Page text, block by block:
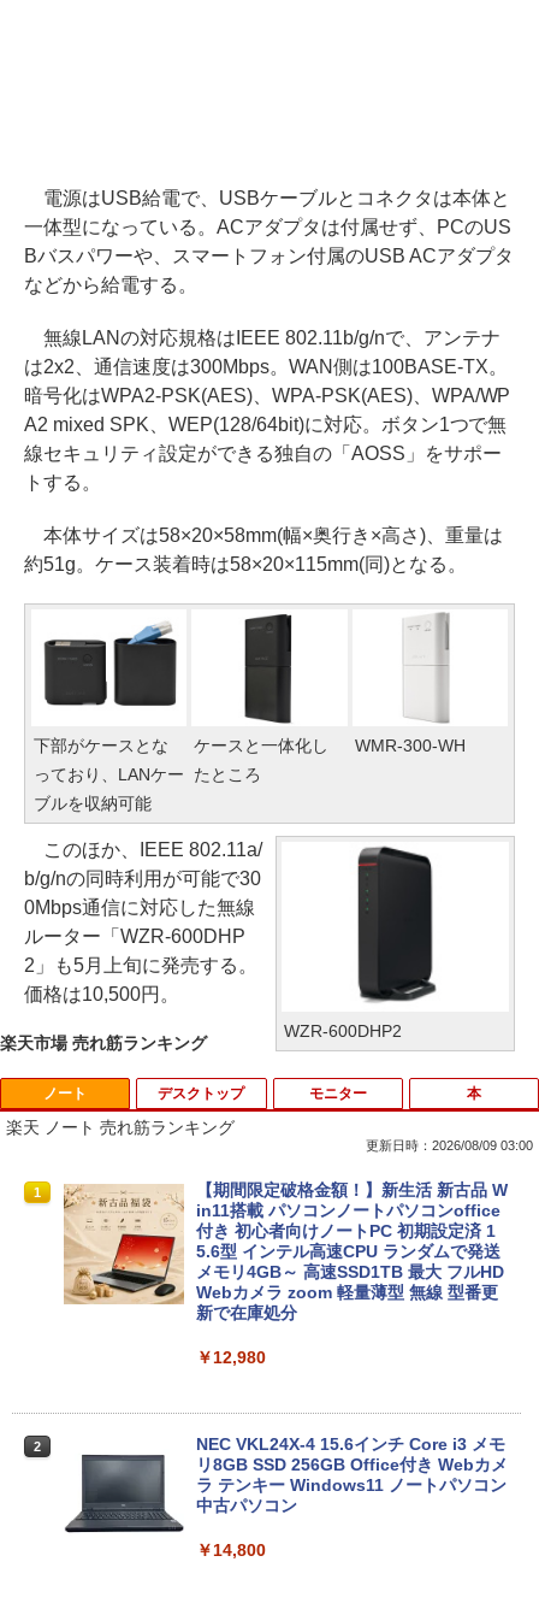
電源はUSB給電で、USBケーブルとコネクタは本体と
一体型になっている。ACアダプタは付属せず、PCのUS
Bバスパワーや、スマートフォン付属のUSB ACアダプタ
などから給電する。
無線LANの対応規格はIEEE 802.11b/g/nで、アンテナ
は2x2、通信速度は300Mbps。WAN側は100BASE-TX。
暗号化はWPA2-PSK(AES)、WPA-PSK(AES)、WPA/WP
A2 mixed SPK、WEP(128/64bit)に対応。ボタン1つで無
線セキュリティ設定ができる独自の「AOSS」をサポー
トする。
本体サイズは58×20×58mm(幅×奥行き×高さ)、重量は
約51g。ケース装着時は58×20×115mm(同)となる。
下部がケースとな
っており、LANケー
ブルを収納可能
ケースと一体化し
たところ
WMR-300-WH
WZR-600DHP2
このほか、IEEE 802.11a/
b/g/nの同時利用が可能で30
0Mbps通信に対応した無線
ルーター「WZR-600DHP
2」も5月上旬に発売する。
価格は10,500円。
楽天市場 売れ筋ランキング
ノート
楽天 ノート 売れ筋ランキング
更新日時：2026/08/09 03:00
1
【期間限定破格金額！】新生活 新古品 W
in11搭載 パソコンノートパソコンoffice
付き 初心者向けノートPC 初期設定済 1
5.6型 インテル高速CPU ランダムで発送
メモリ4GB～ 高速SSD1TB 最大 フルHD
Webカメラ zoom 軽量薄型 無線 型番更
新で在庫処分
￥12,980
2
NEC VKL24X-4 15.6インチ Core i3 メモ
リ8GB SSD 256GB Office付き Webカメ
ラ テンキー Windows11 ノートパソコン
中古パソコン
￥14,800
デスクトップ モニター 本